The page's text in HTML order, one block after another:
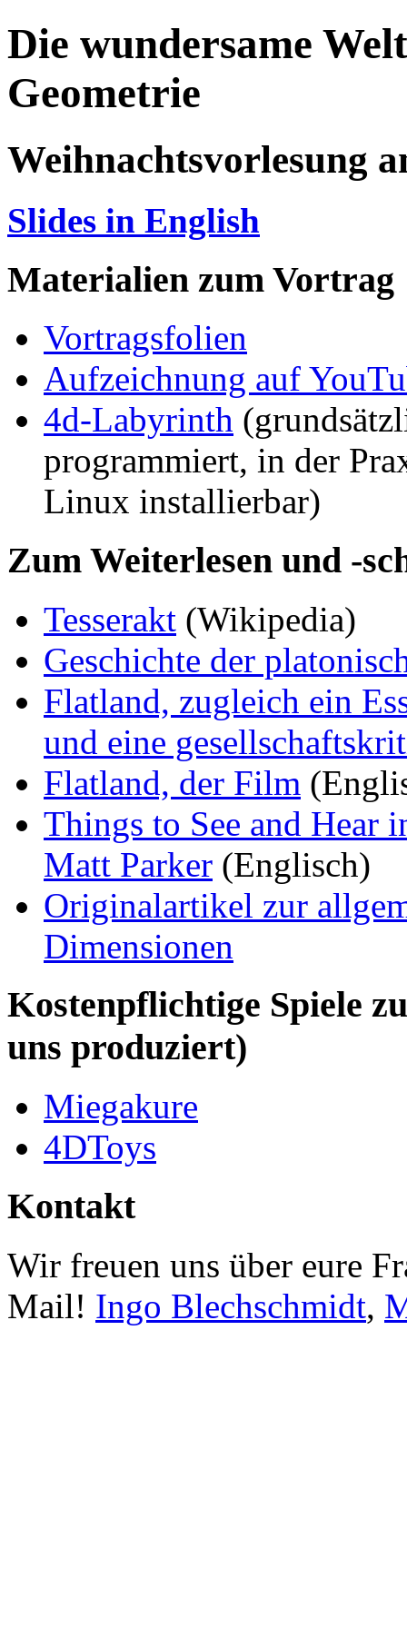
Die wundersame
Geometrie
Weihnachtsvorlesung
Slides in English
Materialien zum Vortrag
Vortragsfolien
Aufzeichnung auf
4d-Labyrinth
programmiert, in der
Linux installierbar)
Zum Weiterlesen und -
Tesserakt (Wikipedia)
Geschichte der
Flatland, zugleich ein
und eine
Flatland, der Film
Things to See and Hear
Matt Parker (Englisch)
Originalartikel zur
Dimensionen
Kostenpflichtige Spiele
uns produziert)
Miegakure
4DToys
Kontakt
Wir freuen uns über eure
Mail! Ingo Blechschmidt,